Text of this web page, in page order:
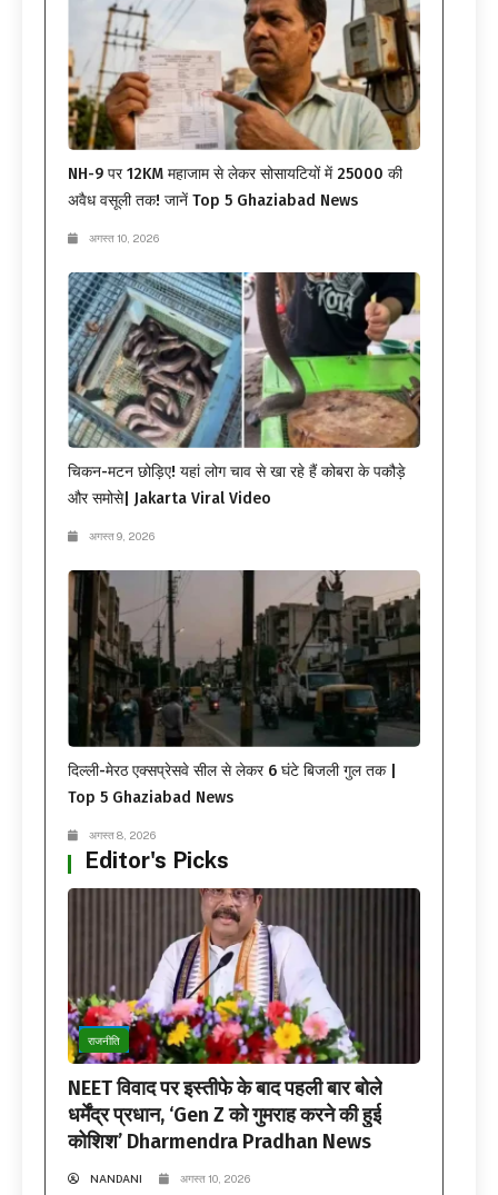
NH-9 पर 12KM महाजाम से लेकर सोसायटियों में 25000 की
अवैध वसूली तक! जानें Top 5 Ghaziabad News
अगस्त 10, 2026
चिकन-मटन छोड़िए! यहां लोग चाव से खा रहे हैं कोबरा के पकौड़े
और समोसे| Jakarta Viral Video
अगस्त 9, 2026
दिल्ली-मेरठ एक्सप्रेसवे सील से लेकर 6 घंटे बिजली गुल तक |
Top 5 Ghaziabad News
अगस्त 8, 2026
Editor's Picks
राजनीति
NEET विवाद पर इस्तीफे के बाद पहली बार बोले
धर्मेंद्र प्रधान, ‘Gen Z को गुमराह करने की हुई
कोशिश’ Dharmendra Pradhan News
NANDANI अगस्त 10, 2026